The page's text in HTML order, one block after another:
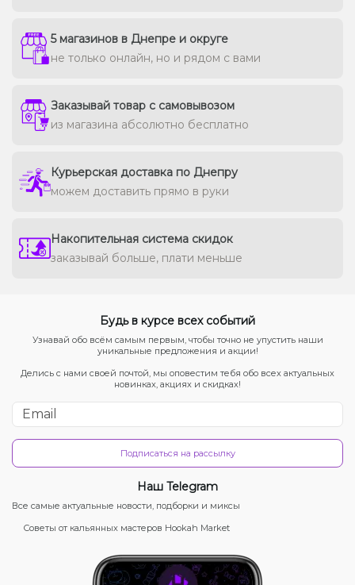
5 магазинов в Днепре и округе
не только онлайн, но и рядом с вами
Заказывай товар с самовывозом
из магазина абсолютно бесплатно
Курьерская доставка по Днепру
можем доставить прямо в руки
Накопительная система скидок
заказывай больше, плати меньше
Будь в курсе всех событий
Узнавай обо всём самым первым, чтобы точно не упустить наши
уникальные предложения и акции!
Делись с нами своей почтой, мы оповестим тебя обо всех актуальных
новинках, акциях и скидках!
Подписаться на рассылку
Наш Telegram
Все самые актуальные новости, подборки и миксы
Советы от кальянных мастеров Hookah Market